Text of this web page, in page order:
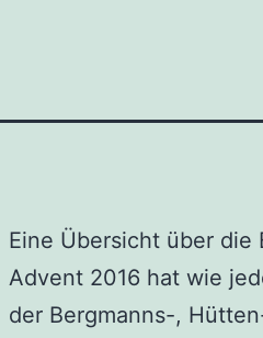
Eine Übersicht über
Advent 2016 hat wie
der Bergmanns-,